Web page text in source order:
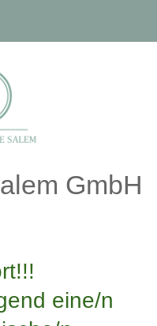
GmbH
eine/n